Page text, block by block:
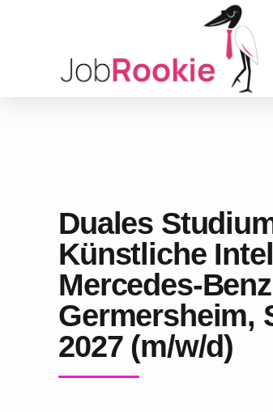
Duales
Künstliche
Mercedes-
Germersheim,
2027 (m/w/d)